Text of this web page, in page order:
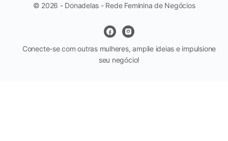
© 2026 - Donadelas - Rede Feminina de Negócios
Conecte-se com outras mulheres, amplie ideias e impulsione
seu negócio!